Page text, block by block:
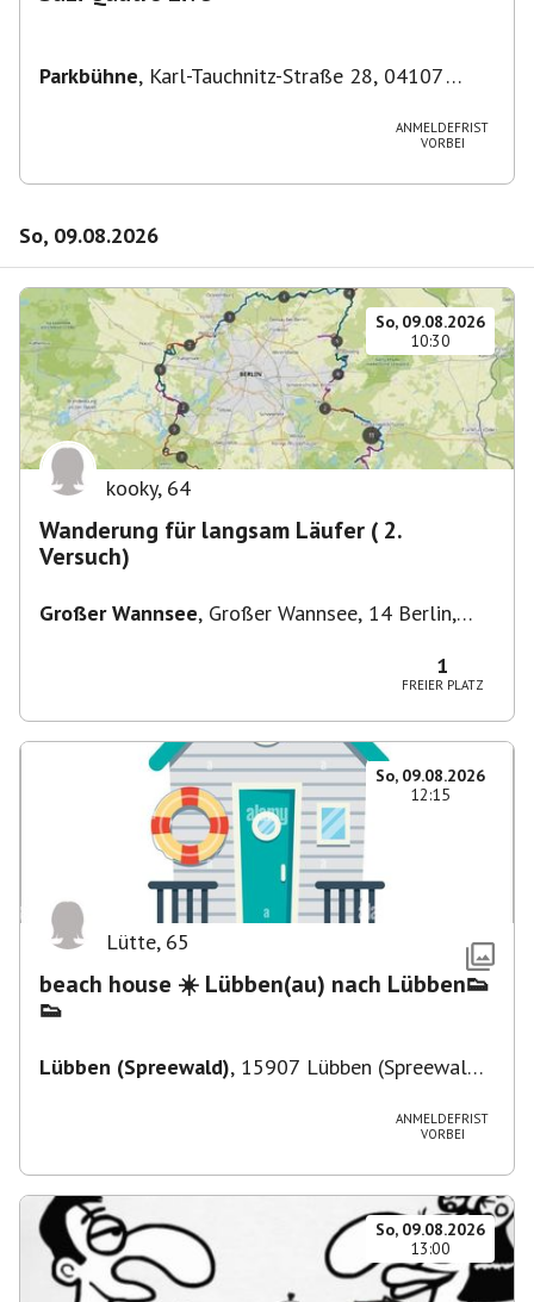
Parkbühne, Karl-Tauchnitz-Straße 28, 04107
ANMELDEFRIST
VORBEI
So, 09.08.2026
So, 09.08.2026
10:30
kooky, 64
Wanderung für langsam Läufer ( 2.
Versuch)
Großer Wannsee, Großer Wannsee, 14 Berlin,
1
FREIER PLATZ
So, 09.08.2026
12:15
Lütte, 65
beach house ☀️ Lübben(au) nach Lübben👟
👟
Lübben (Spreewald), 15907 Lübben (Spreewald),
ANMELDEFRIST
VORBEI
So, 09.08.2026
13:00